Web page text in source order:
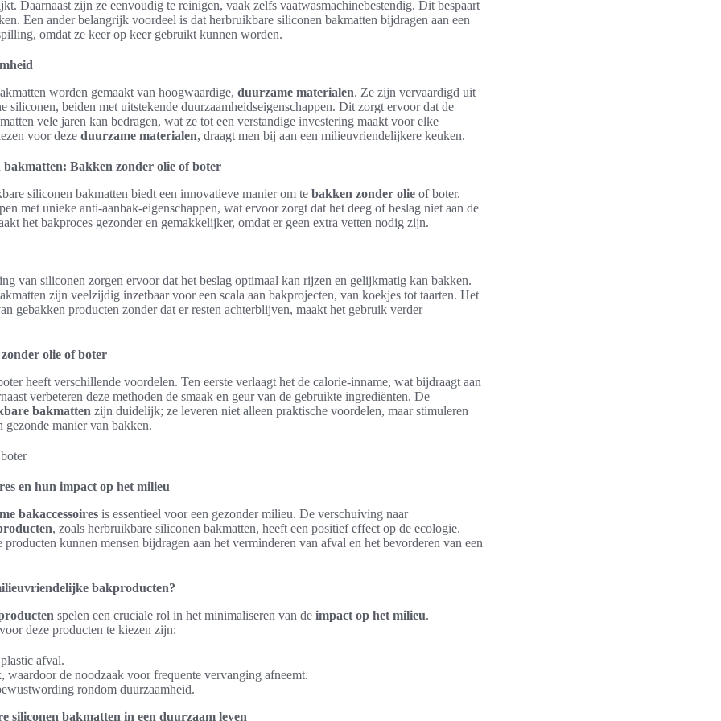
Daarnaast zijn ze eenvoudig te reinigen, vaak zelfs vaatwasmachinebestendig. Dit bespaart
Een ander belangrijk voordeel is dat herbruikbare siliconen bakmatten bijdragen aan een
omdat ze keer op keer gebruikt kunnen worden.
worden gemaakt van hoogwaardige, duurzame materialen. Ze zijn vervaardigd uit
siliconen, beiden met uitstekende duurzaamheidseigenschappen. Dit zorgt ervoor dat de
vele jaren kan bedragen, wat ze tot een verstandige investering maakt voor elke
voor deze duurzame materialen, draagt men bij aan een milieuvriendelijkere keuken.
Bakken zonder olie of boter
siliconen bakmatten biedt een innovatieve manier om te bakken zonder olie of boter.
met unieke anti-aanbak-eigenschappen, wat ervoor zorgt dat het deeg of beslag niet aan de
het bakproces gezonder en gemakkelijker, omdat er geen extra vetten nodig zijn.
van siliconen zorgen ervoor dat het beslag optimaal kan rijzen en gelijkmatig kan bakken.
zijn veelzijdig inzetbaar voor een scala aan bakprojecten, van koekjes tot taarten. Het
gebakken producten zonder dat er resten achterblijven, maakt het gebruik verder
olie of boter
heeft verschillende voordelen. Ten eerste verlaagt het de calorie-inname, wat bijdraagt aan
verbeteren deze methoden de smaak en geur van de gebruikte ingrediënten. De
bakmatten zijn duidelijk; ze leveren niet alleen praktische voordelen, maar stimuleren
gezonde manier van bakken.
en hun impact op het milieu
bakaccessoires is essentieel voor een gezonder milieu. De verschuiving naar
, zoals herbruikbare siliconen bakmatten, heeft een positief effect op de ecologie.
kunnen mensen bijdragen aan het verminderen van afval en het bevorderen van een
bakproducten?
spelen een cruciale rol in het minimaliseren van de impact op het milieu.
deze producten te kiezen zijn:
afval.
waardoor de noodzaak voor frequente vervanging afneemt.
rondom duurzaamheid.
siliconen bakmatten in een duurzaam leven